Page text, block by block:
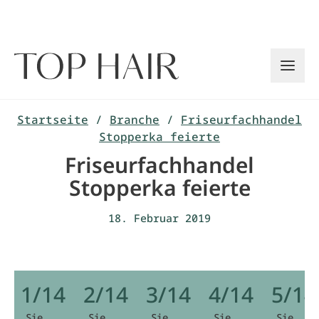
Startseite / Branche / Friseurfachhandel
Stopperka feierte
Friseurfachhandel
Stopperka feierte
18. Februar 2019
1/14 2/14 3/14 4/14 5/14